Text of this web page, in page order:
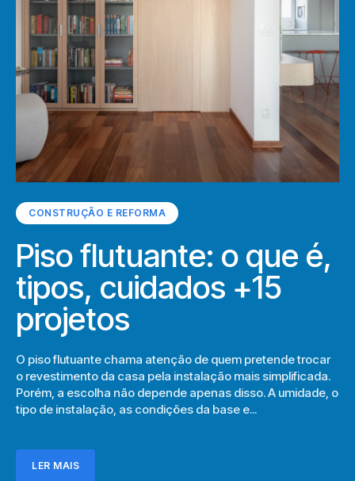
CONSTRUÇÃO E REFORMA
Piso flutuante: o que é,
tipos, cuidados +15
projetos
O piso flutuante chama atenção de quem pretende trocar
o revestimento da casa pela instalação mais simplificada.
Porém, a escolha não depende apenas disso. A umidade, o
tipo de instalação, as condições da base e...
LER MAIS